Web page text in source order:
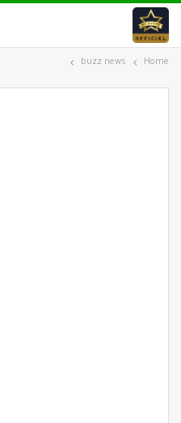
Home
buzz news